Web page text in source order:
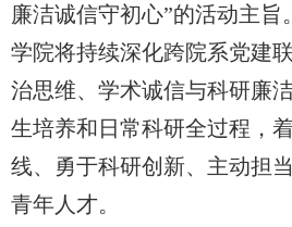
廉洁诚信守初心”的活动主旨
学院将持续深化跨院系党建
治思维、学术诚信与科研廉
生培养和日常科研全过程，
线、勇于科研创新、主动担
青年人才。